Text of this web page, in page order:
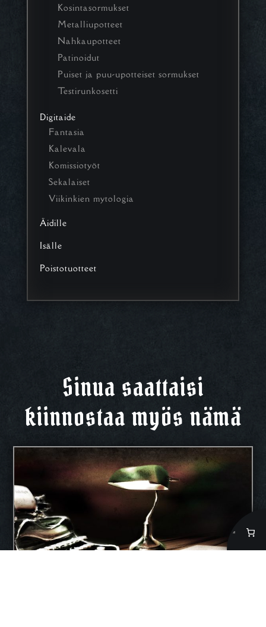
Kosintasormukset
Metalliupotteet
Nahkaupotteet
Patinoidut
Puiset ja puu-upotteiset sormukset
Testirunkosetti
Digitaide
Fantasia
Kalevala
Komissiotyöt
Sekalaiset
Viikinkien mytologia
Äidille
Isälle
Poistotuotteet
Sinua saattaisi
kiinnostaa myös nämä